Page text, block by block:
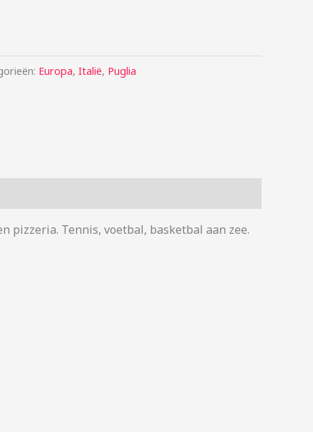
Europa, Italië, Puglia
pizzeria. Tennis, voetbal, basketbal aan zee.